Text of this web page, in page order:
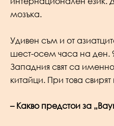
мозъка.
Удивен съм и от
шест-осем часа на ден.
Западния свят са
китайци. При това свирят
– Какво предстои за